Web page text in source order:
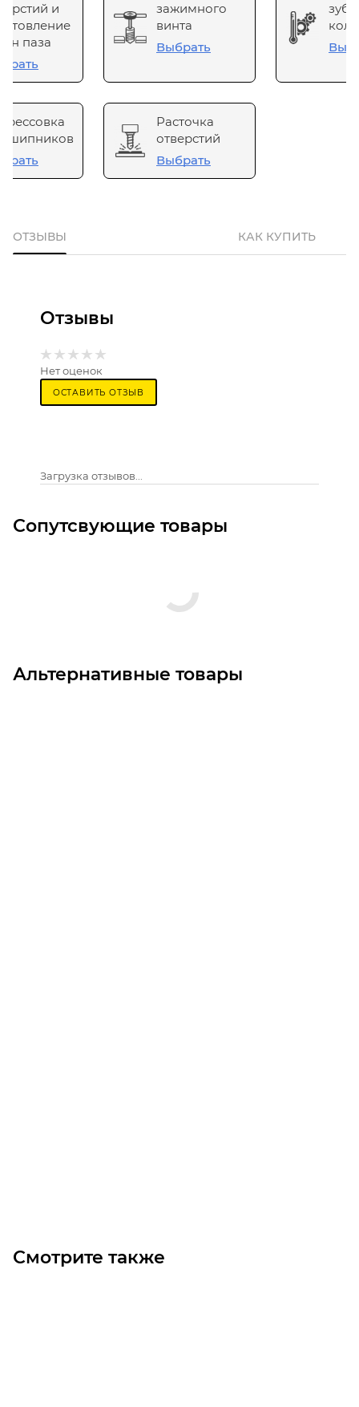
и
паза
зажимного
винта
Выбрать
Расточка
отверстий
Выбрать
ОТЗЫВЫ КАК КУПИТЬ
Отзывы
Нет оценок
ОСТАВИТЬ ОТЗЫВ
Загрузка отзывов...
Сопутсвующие товары
Альтернативные товары
Смотрите также